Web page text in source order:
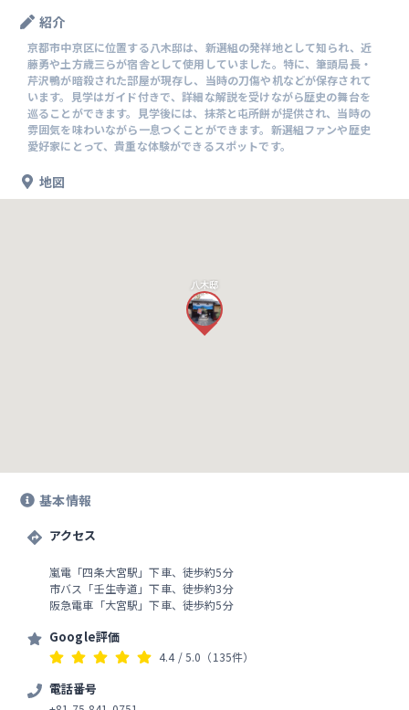
紹介
京都市中京区に位置する八木邸は、新選組の発祥地として知られ、近
藤勇や土方歳三らが宿舎として使用していました。特に、筆頭局長・
芹沢鴨が暗殺された部屋が現存し、当時の刀傷や机などが保存されて
います。見学はガイド付きで、詳細な解説を受けながら歴史の舞台を
巡ることができます。見学後には、抹茶と屯所餅が提供され、当時の
雰囲気を味わいながら一息つくことができます。新選組ファンや歴史
愛好家にとって、貴重な体験ができるスポットです。
地図
八木邸
基本情報
アクセス
嵐電「四条大宮駅」下車、徒歩約5分
市バス「壬生寺道」下車、徒歩約3分
阪急電車「大宮駅」下車、徒歩約5分
Google評価
4.4 / 5.0 （135件）
電話番号